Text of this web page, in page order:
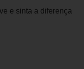
e sinta a diferença